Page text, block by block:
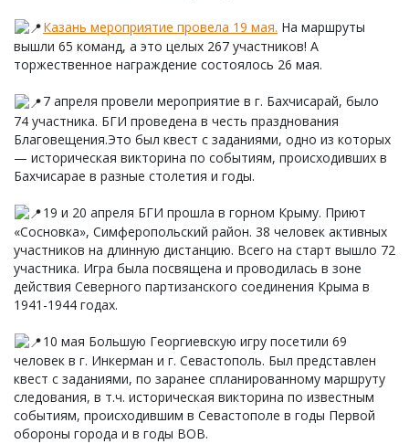
Казань мероприятие провела 19 мая. На маршруты
вышли 65 команд, а это целых 267 участников! А
торжественное награждение состоялось 26 мая.
7 апреля провели мероприятие в г. Бахчисарай, было
74 участника. БГИ проведена в честь празднования
Благовещения.Это был квест с заданиями, одно из которых
— историческая викторина по событиям, происходивших в
Бахчисарае в разные столетия и годы.
19 и 20 апреля БГИ прошла в горном Крыму. Приют
«Сосновка», Симферопольский район. 38 человек активных
участников на длинную дистанцию. Всего на старт вышло 72
участника. Игра была посвящена и проводилась в зоне
действия Северного партизанского соединения Крыма в
1941-1944 годах.
10 мая Большую Георгиевскую игру посетили 69
человек в г. Инкерман и г. Севастополь. Был представлен
квест с заданиями, по заранее спланированному маршруту
следования, в т.ч. историческая викторина по известным
событиям, происходившим в Севастополе в годы Первой
обороны города и в годы ВОВ.